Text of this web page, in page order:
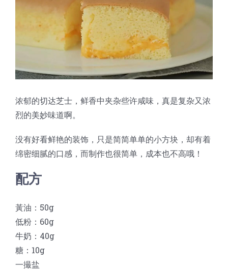
谷物棒切割
浓郁的切达芝士，鲜香中夹杂些许咸味，真是复杂又浓
烈的美妙味道啊。
没有好看鲜艳的装饰，只是简简单单的小方块，却有着
绵密细腻的口感，而制作也很简单，成本也不高哦！
配方
黃油：50g
低粉：60g
牛奶：40g
糖：10g
一撮盐